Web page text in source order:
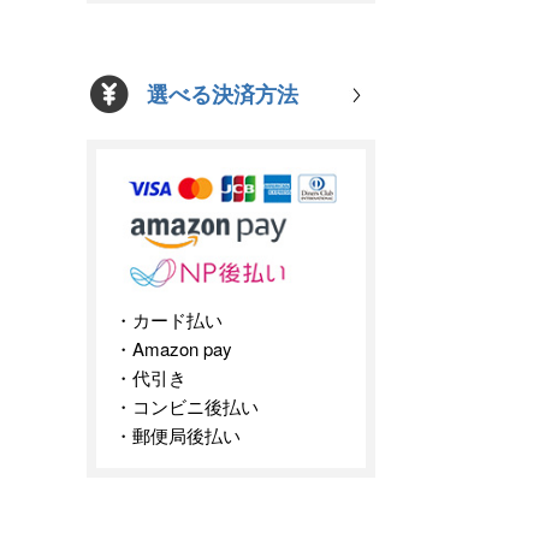
選べる決済方法
カード払い
Amazon pay
代引き
コンビニ後払い
郵便局後払い